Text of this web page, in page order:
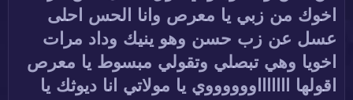
اخوك من زبي يا معرص وانا الحس احلى
عسل عن زب حسن وهو ينيك وداد مرات
اخويا وهي تبصلي وتقولي مبسوط يا معرص
اقولها اااااااووووووي يا مولاتي انا ديوثك يا